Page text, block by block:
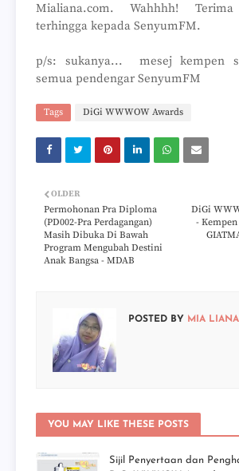
Mialiana.com. Wahhhh!
terhingga kepada SenyumFM.
p/s: sukanya... mesej kempen
semua pendengar SenyumFM
Tags DiGi WWWOW Awards
DiGi
-
OLDER
Permohonan Pra Diploma
(PD002-Pra Perdagangan)
Masih Dibuka Di Bawah
Program Mengubah Destini
Anak Bangsa - MDAB
POSTED BY MIA LIANA
YOU MAY LIKE THESE POSTS
Sijil Penyertaan dan